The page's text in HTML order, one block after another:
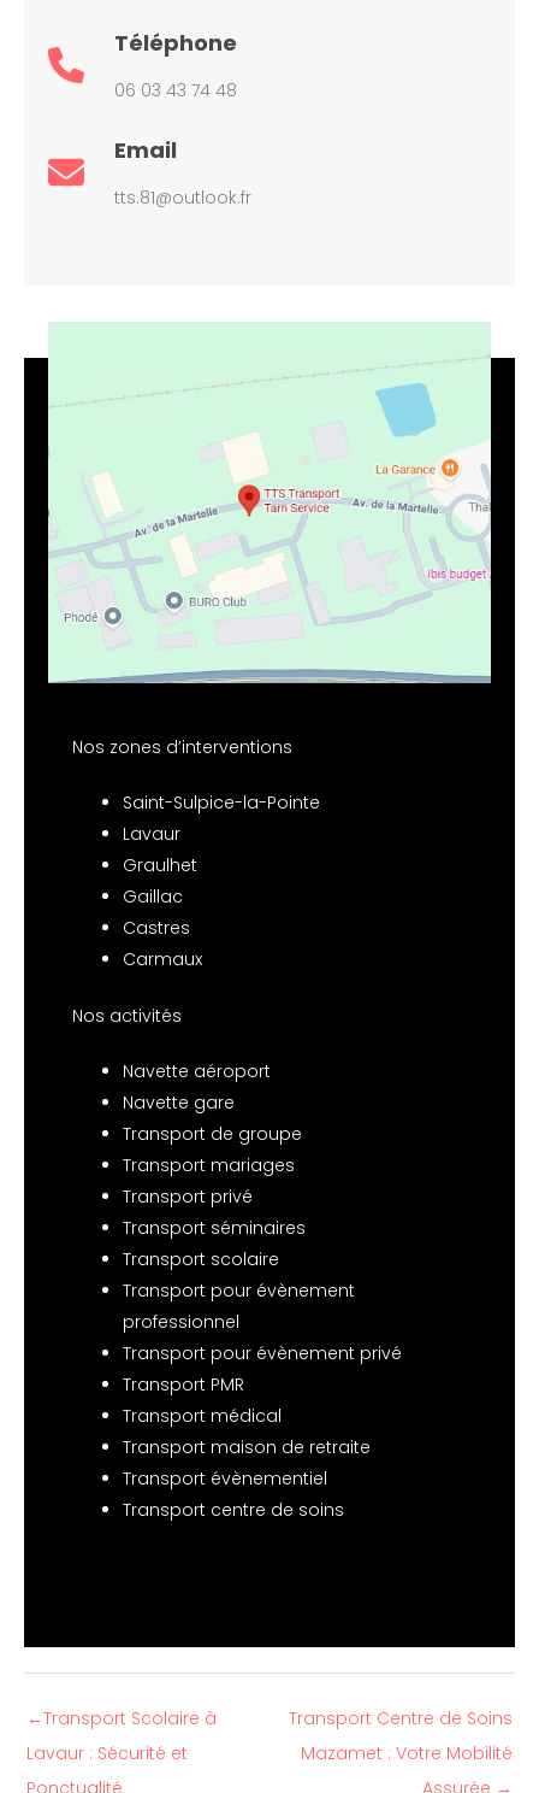
Téléphone
06 03 43 74 48
Email
tts.81@outlook.fr
Nos zones d’interventions
Saint-Sulpice-la-Pointe
Lavaur
Graulhet
Gaillac
Castres
Carmaux
Nos activités
Navette aéroport
Navette gare
Transport de groupe
Transport mariages
Transport privé
Transport séminaires
Transport scolaire
Transport pour évènement
professionnel
Transport pour évènement privé
Transport PMR
Transport médical
Transport maison de retraite
Transport évènementiel
Transport centre de soins
←Transport Scolaire à
Lavaur : Sécurité et
Transport Centre de Soins
Mazamet : Votre Mobilité